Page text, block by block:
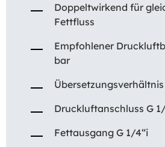
Doppeltwirkend für
Fettfluss
Empfohlener
bar
Übersetzungsverhältnis
Druckluftanschluss G
Fettausgang G 1/4“i